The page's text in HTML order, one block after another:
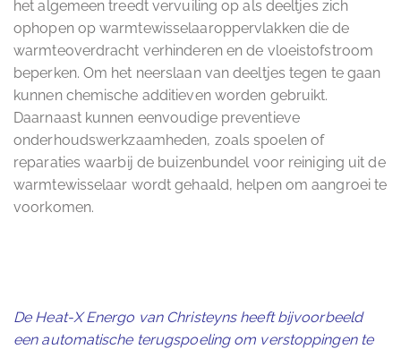
het algemeen treedt vervuiling op als deeltjes zich
ophopen op warmtewisselaaroppervlakken die de
warmteoverdracht verhinderen en de vloeistofstroom
beperken. Om het neerslaan van deeltjes tegen te gaan
kunnen chemische additieven worden gebruikt.
Daarnaast kunnen eenvoudige preventieve
onderhoudswerkzaamheden, zoals spoelen of
reparaties waarbij de buizenbundel voor reiniging uit de
warmtewisselaar wordt gehaald, helpen om aangroei te
voorkomen.
De Heat-X Energo van Christeyns heeft bijvoorbeeld
een automatische terugspoeling om verstoppingen te